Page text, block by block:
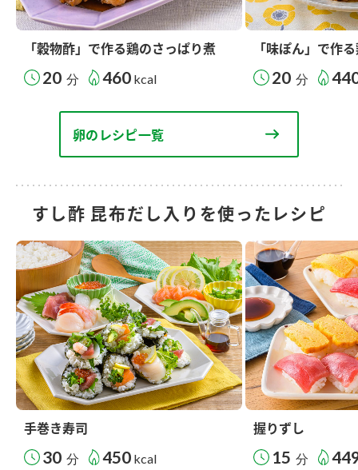
「穀物酢」で作る鶏のさっぱり煮
20 分 460 kcal
「味ぽん」で作
20 分
卵のレシピ一覧
すし酢 昆布だし入りを使ったレシピ
手巻き寿司
30 分 450 kcal
握りずし
15 分